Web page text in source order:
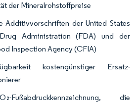
der Mineralrohstoffpreise
Additivvorschriften der United States
Administration (FDA) und der
Inspection Agency (CFIA)
kostengünstiger Ersatz-
Fußabdruckkennzeichnung, die